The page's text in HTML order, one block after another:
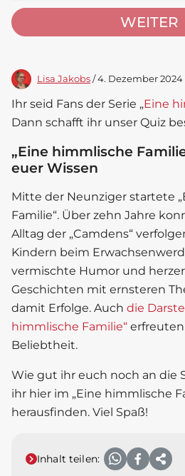
WEITER
Lisa Jakobs / 4. Dezember 2024
Ihr seid Fans der Serie „Eine
Dann schafft ihr unser Quiz
„Eine himmlische
euer Wissen
Mitte der Neunziger startete „
Familie“. Über zehn Jahre
Alltag der „Camdens“
Kindern beim
vermischte Humor und
Geschichten mit ernsteren
damit Erfolge. Auch die
himmlische Familie“
Beliebtheit.
Wie gut ihr euch noch an die
ihr hier im „Eine himmlische
herausfinden. Viel Spaß!
Inhalt teilen: